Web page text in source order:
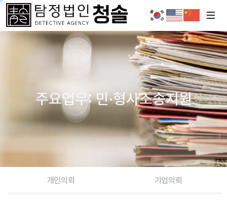
주요업무: 민·형사소송지원
개인의뢰 기업의뢰